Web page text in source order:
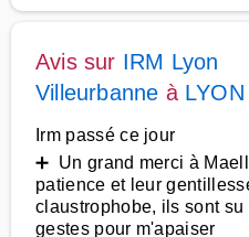
Avis sur IRM Lyon
Villeurbanne à LYON
Irm passé ce jour
➕ Un grand merci à
patience et leur
claustrophobe, ils sont
gestes pour m'apaiser